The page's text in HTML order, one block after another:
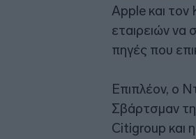
Apple και τον
εταιρειών να
πηγές που
Επιπλέον, ο
Σβάρτσμαν
Citigroup και